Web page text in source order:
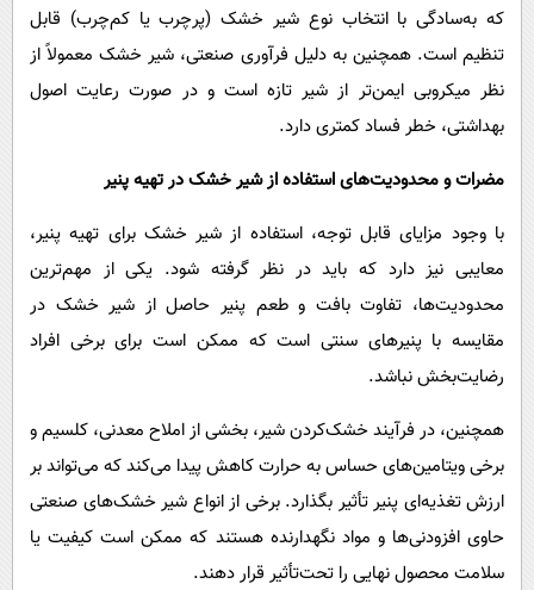
که به‌سادگی با انتخاب نوع شیر خشک (پرچرب یا کم‌چرب) قابل
تنظیم است. همچنین به دلیل فرآوری صنعتی، شیر خشک معمولاً از
نظر میکروبی ایمن‌تر از شیر تازه است و در صورت رعایت اصول
بهداشتی، خطر فساد کمتری دارد.
مضرات و محدودیت‌های استفاده از شیر خشک در تهیه پنیر
با وجود مزایای قابل توجه، استفاده از شیر خشک برای تهیه پنیر،
معایبی نیز دارد که باید در نظر گرفته شود. یکی از مهم‌ترین
محدودیت‌ها، تفاوت بافت و طعم پنیر حاصل از شیر خشک در
مقایسه با پنیرهای سنتی است که ممکن است برای برخی افراد
رضایت‌بخش نباشد.
همچنین، در فرآیند خشک‌کردن شیر، بخشی از املاح معدنی، کلسیم و
برخی ویتامین‌های حساس به حرارت کاهش پیدا می‌کند که می‌تواند بر
ارزش تغذیه‌ای پنیر تأثیر بگذارد. برخی از انواع شیر خشک‌های صنعتی
حاوی افزودنی‌ها و مواد نگهدارنده هستند که ممکن است کیفیت یا
سلامت محصول نهایی را تحت‌تأثیر قرار دهند.